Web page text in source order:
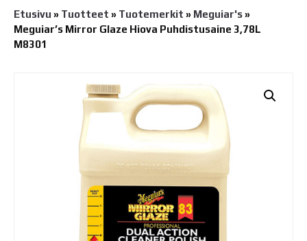
Etusivu » Tuotteet » Tuotemerkit » Meguiar's»
Meguiar’s Mirror Glaze Hiova Puhdistusaine 3,78L
M8301